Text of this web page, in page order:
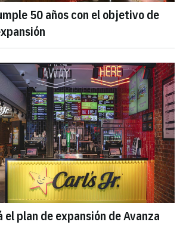
50 años con el objetivo de
el plan de expansión de Avanza